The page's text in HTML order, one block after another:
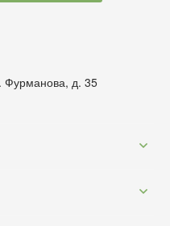
Фурманова, д. 35